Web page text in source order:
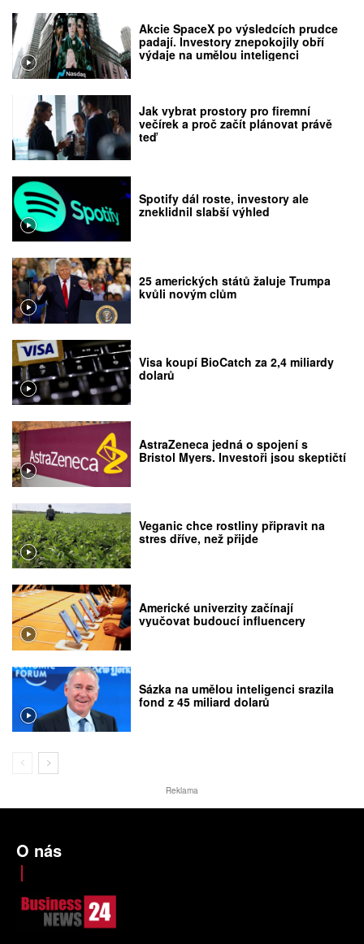
Akcie SpaceX po výsledcích prudce
padají. Investory znepokojily obří
výdaje na umělou inteligenci
Jak vybrat prostory pro firemní
večírek a proč začít plánovat právě
teď
Spotify dál roste, investory ale
zneklidnil slabší výhled
25 amerických států žaluje Trumpa
kvůli novým clům
Visa koupí BioCatch za 2,4 miliardy
dolarů
AstraZeneca jedná o spojení s
Bristol Myers. Investoři jsou skeptičtí
Veganic chce rostliny připravit na
stres dříve, než přijde
Americké univerzity začínají
vyučovat budoucí influencery
Sázka na umělou inteligenci srazila
fond z 45 miliard dolarů
Reklama
O nás